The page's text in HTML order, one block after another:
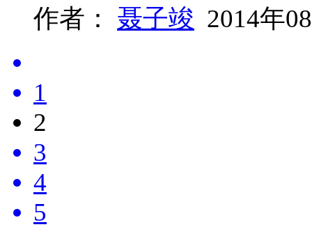
作者： 聂子竣 2014年
1
2
3
4
5